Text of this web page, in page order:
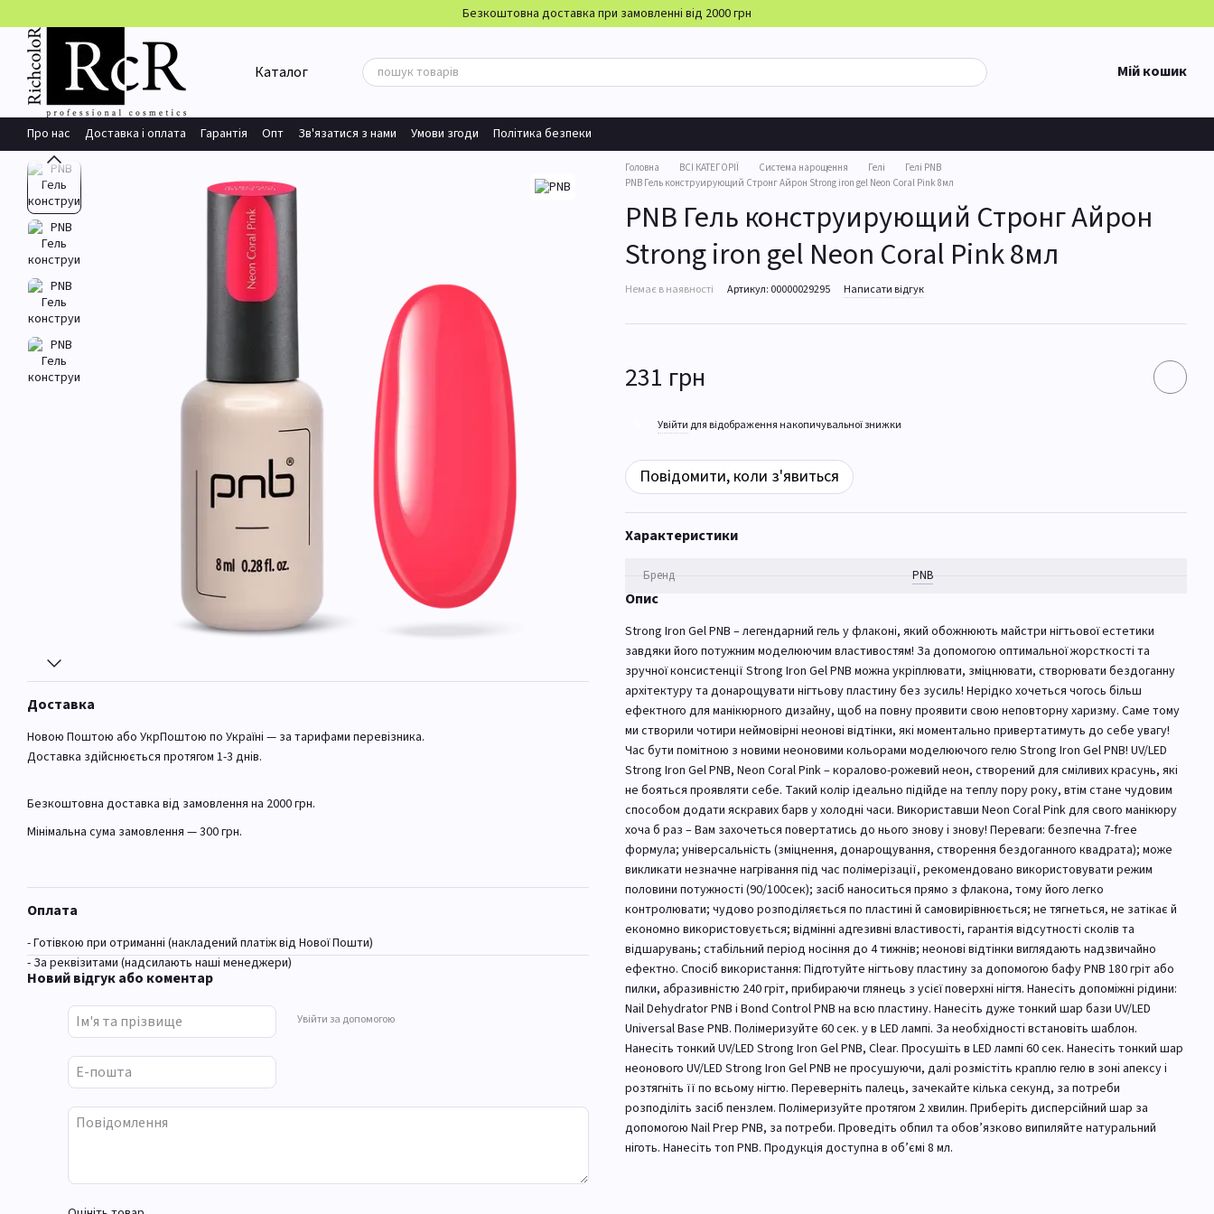
Безкоштовна доставка при замовленні від 2000 грн
Каталог Мій кошик
Про нас Доставка і оплата Гарантія Опт Зв'язатися з нами Умови згоди Політика безпеки
Доставка
Новою Поштою або УкрПоштою по Україні — за тарифами перевізника.
Доставка здійснюється протягом 1-3 днів.
Безкоштовна доставка від замовлення на 2000 грн.
Мінімальна сума замовлення — 300 грн.
Оплата
- Готівкою при отриманні (накладений платіж від Нової Пошти)
- За реквізитами (надсилають наші менеджери)
Новий відгук або коментар
Увійти за допомогою
Головна ВСІ КАТЕГОРІЇ Система нарощення Гелі
Гелі PNB
PNB Гель конструирующий Стронг Айрон Strong iron gel Neon Coral Pink 8мл
PNB Гель конструирующий Стронг Айрон
Strong iron gel Neon Coral Pink 8мл
Немає в наявності Артикул: 00000029295 Написати відгук
231 грн
Увійти для відображення накопичувальної знижки
Повідомити, коли з'явиться
Характеристики
Бренд PNB
Опис
Strong Iron Gel PNB – легендарний гель у флаконі, який обожнюють майстри нігтьової естетики
завдяки його потужним моделюючим властивостям! За допомогою оптимальної жорсткості та
зручної консистенції Strong Iron Gel PNB можна укріплювати, зміцнювати, створювати бездоганну
архітектуру та донарощувати нігтьову пластину без зусиль! Нерідко хочеться чогось більш
ефектного для манікюрного дизайну, щоб на повну проявити свою неповторну харизму. Саме тому
ми створили чотири неймовірні неонові відтінки, які моментально привертатимуть до себе увагу!
Час бути помітною з новими неоновими кольорами моделюючого гелю Strong Iron Gel PNB! UV/LED
Strong Iron Gel PNB, Neon Coral Pink – коралово-рожевий неон, створений для сміливих красунь, які
не бояться проявляти себе. Такий колір ідеально підійде на теплу пору року, втім стане чудовим
способом додати яскравих барв у холодні часи. Використавши Neon Coral Pink для свого манікюру
хоча б раз – Вам захочеться повертатись до нього знову і знову! Переваги: безпечна 7-free
формула; універсальність (зміцнення, донарощування, створення бездоганного квадрата); може
викликати незначне нагрівання під час полімерізації, рекомендовано використовувати режим
половини потужності (90/100сек); засіб наноситься прямо з флакона, тому його легко
контролювати; чудово розподіляється по пластині й самовирівнюється; не тягнеться, не затікає й
економно використовується; відмінні адгезивні властивості, гарантія відсутності сколів та
відшарувань; стабільний період носіння до 4 тижнів; неонові відтінки виглядають надзвичайно
ефектно. Спосіб використання: Підготуйте нігтьову пластину за допомогою бафу PNB 180 гріт або
пилки, абразивністю 240 гріт, прибираючи глянець з усієї поверхні нігтя. Нанесіть допоміжні рідини:
Nail Dehydrator PNB і Bond Control PNB на всю пластину. Нанесіть дуже тонкий шар бази UV/LED
Universal Base PNB. Полімеризуйте 60 сек. у в LED лампі. За необхідності встановіть шаблон.
Нанесіть тонкий UV/LED Strong Iron Gel PNB, Clear. Просушіть в LED лампі 60 сек. Нанесіть тонкий шар
неонового UV/LED Strong Iron Gel PNB не просушуючи, далі розмістіть краплю гелю в зоні апексу і
розтягніть її по всьому нігтю. Переверніть палець, зачекайте кілька секунд, за потреби
розподіліть засіб пензлем. Полімеризуйте протягом 2 хвилин. Приберіть дисперсійний шар за
допомогою Nail Prep PNB, за потреби. Проведіть обпил та обов’язково випиляйте натуральний
ніготь. Нанесіть топ PNB. Продукція доступна в об’ємі 8 мл.